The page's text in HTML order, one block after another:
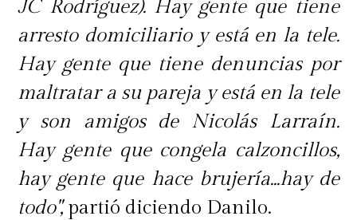
JC Rodríguez). Hay gente que tiene
arresto domiciliario y está en la tele.
Hay gente que tiene denuncias por
maltratar a su pareja y está en la tele
y son amigos de Nicolás Larraín.
Hay gente que congela calzoncillos,
hay gente que hace brujería...hay de
todo",partió diciendo Danilo.